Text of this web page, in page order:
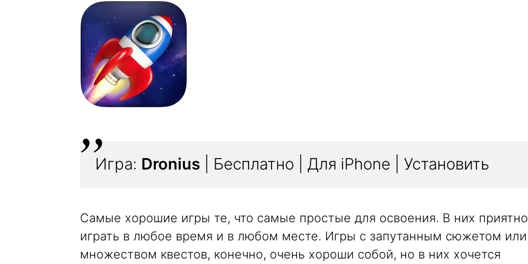
Игра: Dronius | Бесплатно | Для iPhone | Установить
Самые хорошие игры те, что самые простые для освоения. В них приятно
играть в любое время и в любом месте. Игры с запутанным сюжетом или
множеством квестов, конечно, очень хороши собой, но в них хочется